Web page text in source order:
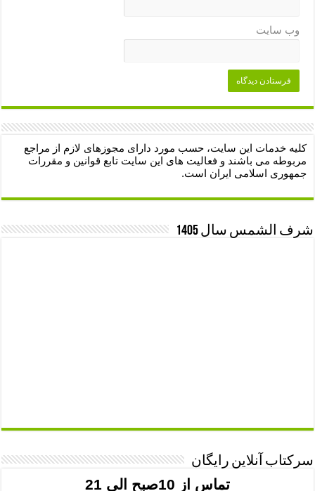
وب‌ سایت
کلیه خدمات این سایت، حسب مورد دارای مجوزهای لازم از مراجع
مربوطه می باشند و فعالیت های این سایت تابع قوانین و مقررات
جمهوری اسلامی ایران است.
شرف الشمس سال 1405
سرکتاب آنلاین رایگان
تماس از 10صبح الی 21